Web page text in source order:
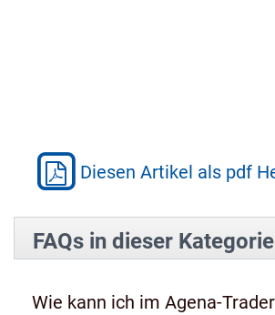
Diesen Artikel als pdf
FAQs in dieser Kategorie
Wie kann ich im Agena-